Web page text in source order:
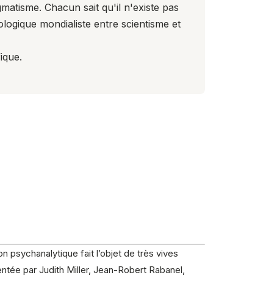
Chacun sait qu'il n'existe pas
mondialiste entre scientisme et
psychanalytique fait l’objet de très vives
par Judith Miller, Jean-Robert Rabanel,